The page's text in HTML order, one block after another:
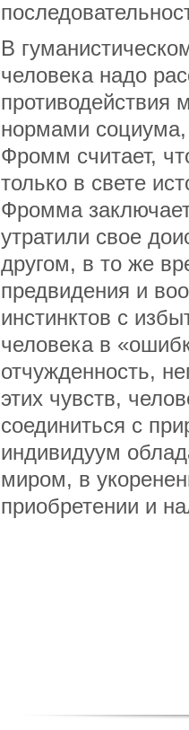
В
человека надо
противодействия
нормами
Фромм считает,
только в свете
Фромма
утратили свое
другом, в то же
предвидения и
инстинктов с
человека в
отчужденность,
этих чувств,
соединиться с
индивидуум
миром, в
приобретении и